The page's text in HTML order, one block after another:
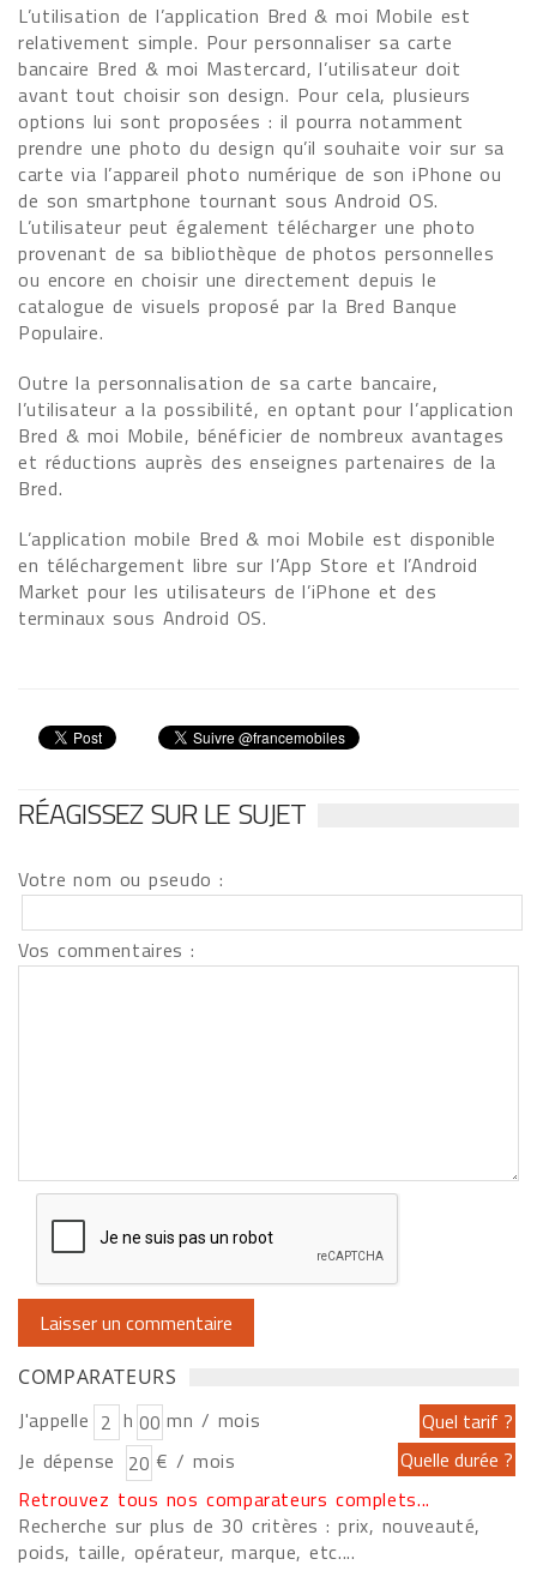
L’utilisation de l’application Bred & moi Mobile est
relativement simple. Pour personnaliser sa carte
bancaire Bred & moi Mastercard, l’utilisateur doit
avant tout choisir son design. Pour cela, plusieurs
options lui sont proposées : il pourra notamment
prendre une photo du design qu’il souhaite voir sur sa
carte via l’appareil photo numérique de son iPhone ou
de son smartphone tournant sous Android OS.
L’utilisateur peut également télécharger une photo
provenant de sa bibliothèque de photos personnelles
ou encore en choisir une directement depuis le
catalogue de visuels proposé par la Bred Banque
Populaire.
Outre la personnalisation de sa carte bancaire,
l’utilisateur a la possibilité, en optant pour l’application
Bred & moi Mobile, bénéficier de nombreux avantages
et réductions auprès des enseignes partenaires de la
Bred.
L’application mobile Bred & moi Mobile est disponible
en téléchargement libre sur l’App Store et l’Android
Market pour les utilisateurs de l’iPhone et des
terminaux sous Android OS.
RÉAGISSEZ SUR LE SUJET
Votre nom ou pseudo :
Vos commentaires :
COMPARATEURS
J'appelle h
mn / mois
Je dépense
€ / mois
Retrouvez tous nos comparateurs complets...
Recherche sur plus de 30 critères : prix, nouveauté,
poids, taille, opérateur, marque, etc....